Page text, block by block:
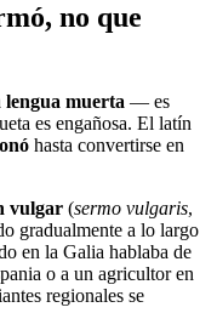
no que
lengua muerta — es
es engañosa. El latín
hasta convertirse en
vulgar (sermo vulgaris,
gradualmente a lo largo
en la Galia hablaba de
o a un agricultor en
regionales se